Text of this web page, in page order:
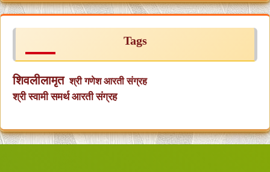
Tags
शिवलीलामृत श्री गणेश आरती संग्रह
श्री स्वामी समर्थ आरती संग्रह